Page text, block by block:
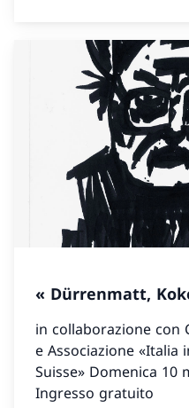
« Dürrenmatt,
in collaborazione con
e Associazione «Italia
Suisse» Domenica 10
Ingresso gratuito